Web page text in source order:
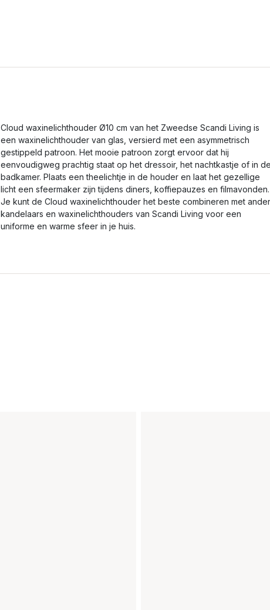
Cloud waxinelichthouder Ø10 cm van het Zweedse Scandi Living is
een waxinelichthouder van glas, versierd met een asymmetrisch
gestippeld patroon. Het mooie patroon zorgt ervoor dat hij
eenvoudigweg prachtig staat op het dressoir, het nachtkastje of in
badkamer. Plaats een theelichtje in de houder en laat het gezellige
licht een sfeermaker zijn tijdens diners, koffiepauzes en filmavonden.
Je kunt de Cloud waxinelichthouder het beste combineren met
kandelaars en waxinelichthouders van Scandi Living voor een
uniforme en warme sfeer in je huis.